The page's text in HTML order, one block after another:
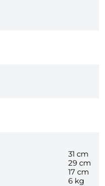
31 cm
29 cm
17 cm
6 kg